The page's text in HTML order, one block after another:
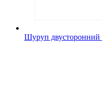
Шуруп двусторонний